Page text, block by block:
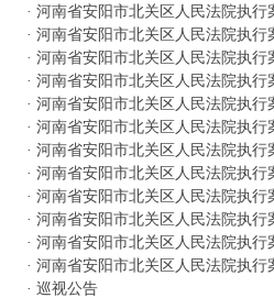
· 河南省安阳市北关区人民法院执行
· 河南省安阳市北关区人民法院执行
· 河南省安阳市北关区人民法院执行
· 河南省安阳市北关区人民法院执行
· 河南省安阳市北关区人民法院执行
· 河南省安阳市北关区人民法院执行
· 河南省安阳市北关区人民法院执行
· 河南省安阳市北关区人民法院执行
· 河南省安阳市北关区人民法院执行
· 河南省安阳市北关区人民法院执行
· 河南省安阳市北关区人民法院执行
· 河南省安阳市北关区人民法院执行
· 巡视公告